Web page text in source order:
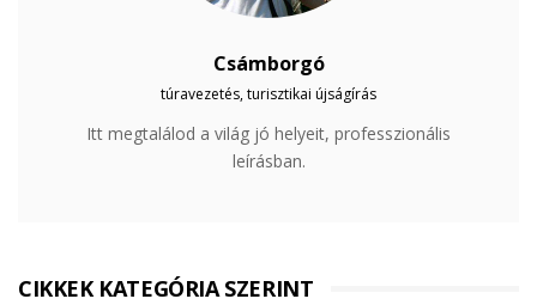
Csámborgó
túravezetés, turisztikai újságírás
Itt megtalálod a világ jó helyeit, professzionális
leírásban.
CIKKEK KATEGÓRIA SZERINT